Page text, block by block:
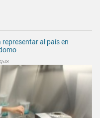
al país en